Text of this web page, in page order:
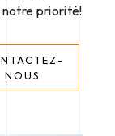
priorité!
NOUS